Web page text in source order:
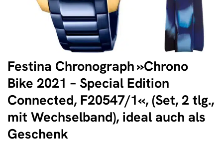
Festina Chronograph »Chrono
Bike 2021 – Special Edition
Connected, F20547/1«, (Set, 2 tlg.,
mit Wechselband), ideal auch als
Geschenk